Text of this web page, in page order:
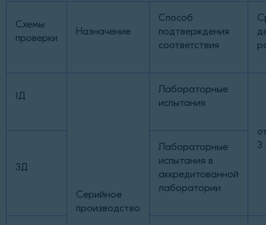
Схемы
проверки
Назначение
Способ
подтверждения
соответствия
1Д
Серийное
производство
Лабораторные
испытания
3
3Д
Лабораторные
испытания в
аккредитованной
лаборатории